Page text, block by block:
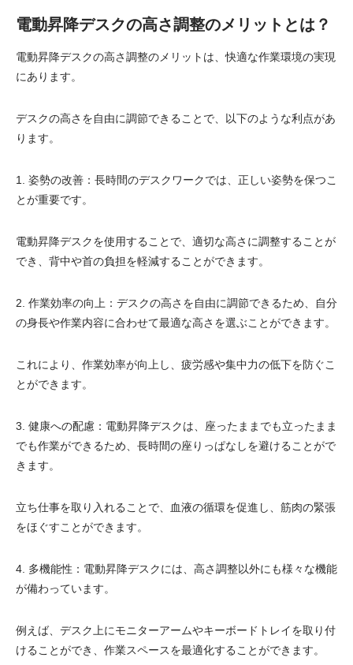
電動昇降デスクの高さ調整のメリットとは？
電動昇降デスクの高さ調整のメリットは、快適な作業環境の実現
にあります。
デスクの高さを自由に調節できることで、以下のような利点があ
ります。
1. 姿勢の改善：長時間のデスクワークでは、正しい姿勢を保つこ
とが重要です。
電動昇降デスクを使用することで、適切な高さに調整することが
でき、背中や首の負担を軽減することができます。
2. 作業効率の向上：デスクの高さを自由に調節できるため、自分
の身長や作業内容に合わせて最適な高さを選ぶことができます。
これにより、作業効率が向上し、疲労感や集中力の低下を防ぐこ
とができます。
3. 健康への配慮：電動昇降デスクは、座ったままでも立ったまま
でも作業ができるため、長時間の座りっぱなしを避けることがで
きます。
立ち仕事を取り入れることで、血液の循環を促進し、筋肉の緊張
をほぐすことができます。
4. 多機能性：電動昇降デスクには、高さ調整以外にも様々な機能
が備わっています。
例えば、デスク上にモニターアームやキーボードトレイを取り付
けることができ、作業スペースを最適化することができます。